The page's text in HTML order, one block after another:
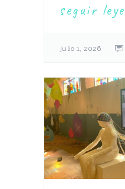
seguir
julio 1, 2026